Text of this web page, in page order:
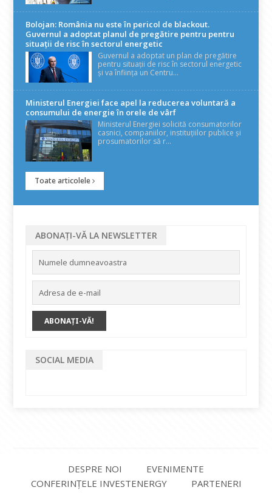
Bolojan: România nu este în pericol de blackout.
Guvernul a adoptat planul de pregătire pentru pentru
situații de risc în sectorul energetic
Guvernul a adoptat un plan de pregătire
pentru situații de risc în sectorul energetic
și va înființa un Centru...
Ministerul Energiei face apel la reducerea voluntară a
consumului de energie în orele de vârf
Ministerul Energiei solicită consumatorilor
casnici, companiilor, instituțiilor publice și
prosumatorilor să r...
Toate articolele
ABONAȚI-VĂ LA NEWSLETTER
SOCIAL MEDIA
DESPRE NOI
EVENIMENTE
CONFERINȚELE INVESTENERGY
PARTENERI